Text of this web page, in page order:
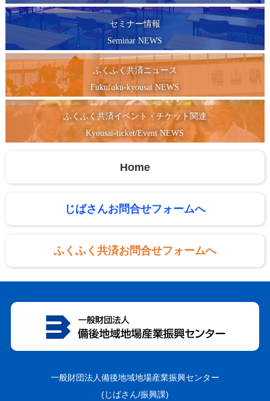
セミナー情報
Seminar NEWS
ふくふく共済ニュース
Fukufuku-kyousai NEWS
ふくふく共済イベント・チケット関連
Kyousai-ticket/Event NEWS
Home
じばさんお問合せフォームへ
ふくふく共済お問合せフォームへ
一般財団法人備後地域地場産業振興センター
(じばさん/振興課)